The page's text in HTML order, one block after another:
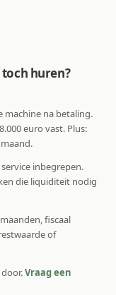
huren?
machine na betaling.
euro vast. Plus:
inbegrepen.
die liquiditeit nodig
fiscaal
of
Vraag een